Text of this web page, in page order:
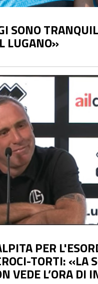
SONO
LUGANO»
PER
TORTI: «LA
VEDE L’ORA DI